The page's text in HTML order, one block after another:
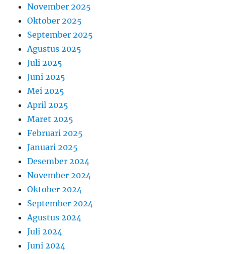
November 2025
Oktober 2025
September 2025
Agustus 2025
Juli 2025
Juni 2025
Mei 2025
April 2025
Maret 2025
Februari 2025
Januari 2025
Desember 2024
November 2024
Oktober 2024
September 2024
Agustus 2024
Juli 2024
Juni 2024